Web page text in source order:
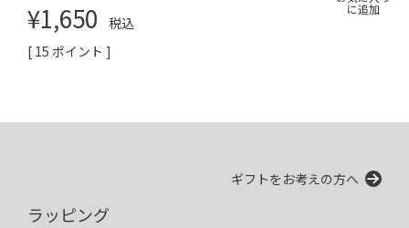
¥1,650
税込
[ 15 ポイント ]
ギフトをお考えの方へ
ラッピング